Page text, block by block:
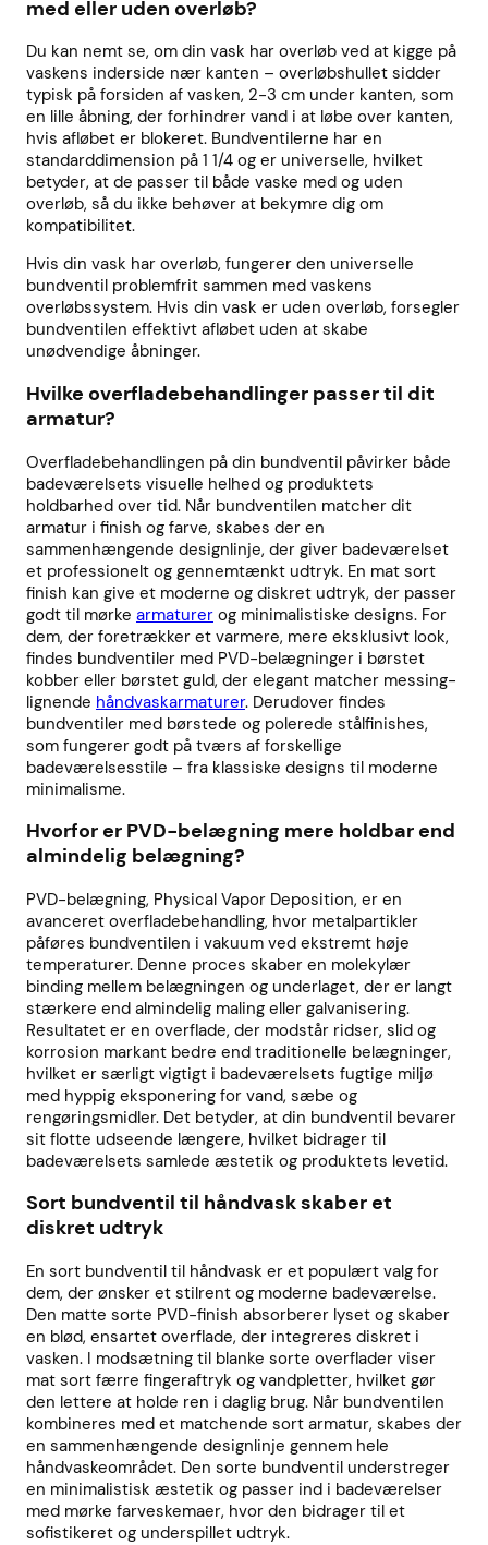
med eller uden overløb?
Du kan nemt se, om din vask har overløb ved at kigge på
vaskens inderside nær kanten – overløbshullet sidder
typisk på forsiden af vasken, 2-3 cm under kanten, som
en lille åbning, der forhindrer vand i at løbe over kanten,
hvis afløbet er blokeret. Bundventilerne har en
standarddimension på 1 1/4 og er universelle, hvilket
betyder, at de passer til både vaske med og uden
overløb, så du ikke behøver at bekymre dig om
kompatibilitet.
Hvis din vask har overløb, fungerer den universelle
bundventil problemfrit sammen med vaskens
overløbssystem. Hvis din vask er uden overløb, forsegler
bundventilen effektivt afløbet uden at skabe
unødvendige åbninger.
Hvilke overfladebehandlinger passer til dit
armatur?
Overfladebehandlingen på din bundventil påvirker både
badeværelsets visuelle helhed og produktets
holdbarhed over tid. Når bundventilen matcher dit
armatur i finish og farve, skabes der en
sammenhængende designlinje, der giver badeværelset
et professionelt og gennemtænkt udtryk. En mat sort
finish kan give et moderne og diskret udtryk, der passer
godt til mørke armaturer og minimalistiske designs. For
dem, der foretrækker et varmere, mere eksklusivt look,
findes bundventiler med PVD-belægninger i børstet
kobber eller børstet guld, der elegant matcher messing-
lignende håndvaskarmaturer. Derudover findes
bundventiler med børstede og polerede stålfinishes,
som fungerer godt på tværs af forskellige
badeværelsesstile – fra klassiske designs til moderne
minimalisme.
Hvorfor er PVD-belægning mere holdbar end
almindelig belægning?
PVD-belægning, Physical Vapor Deposition, er en
avanceret overfladebehandling, hvor metalpartikler
påføres bundventilen i vakuum ved ekstremt høje
temperaturer. Denne proces skaber en molekylær
binding mellem belægningen og underlaget, der er langt
stærkere end almindelig maling eller galvanisering.
Resultatet er en overflade, der modstår ridser, slid og
korrosion markant bedre end traditionelle belægninger,
hvilket er særligt vigtigt i badeværelsets fugtige miljø
med hyppig eksponering for vand, sæbe og
rengøringsmidler. Det betyder, at din bundventil bevarer
sit flotte udseende længere, hvilket bidrager til
badeværelsets samlede æstetik og produktets levetid.
Sort bundventil til håndvask skaber et
diskret udtryk
En sort bundventil til håndvask er et populært valg for
dem, der ønsker et stilrent og moderne badeværelse.
Den matte sorte PVD-finish absorberer lyset og skaber
en blød, ensartet overflade, der integreres diskret i
vasken. I modsætning til blanke sorte overflader viser
mat sort færre fingeraftryk og vandpletter, hvilket gør
den lettere at holde ren i daglig brug. Når bundventilen
kombineres med et matchende sort armatur, skabes der
en sammenhængende designlinje gennem hele
håndvaskeområdet. Den sorte bundventil understreger
en minimalistisk æstetik og passer ind i badeværelser
med mørke farveskemaer, hvor den bidrager til et
sofistikeret og underspillet udtryk.